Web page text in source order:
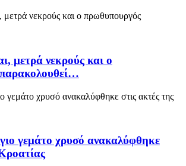
μετρά νεκρούς και ο
γεμάτο χρυσό ανακαλύφθηκε